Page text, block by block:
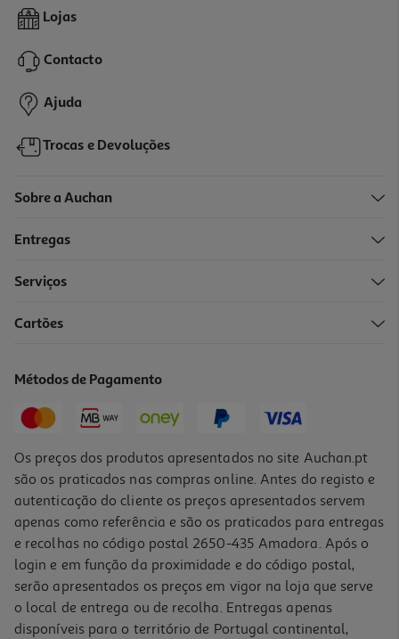
Espumante Contri Moscato Malvasia 0.75l
2,99 €
Lojas
Contacto
Ajuda
Trocas e Devoluções
Sobre a Auchan
Entregas
Serviços
Cartões
Métodos de Pagamento
Os preços dos produtos apresentados no site Auchan.pt
são os praticados nas compras online. Antes do registo e
autenticação do cliente os preços apresentados servem
apenas como referência e são os praticados para entregas
e recolhas no código postal 2650-435 Amadora. Após o
login e em função da proximidade e do código postal,
serão apresentados os preços em vigor na loja que serve
o local de entrega ou de recolha. Entregas apenas
disponíveis para o território de Portugal continental,